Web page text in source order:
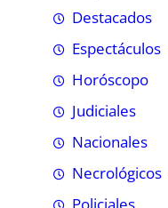
Destacados
Espectáculos
Horóscopo
Judiciales
Nacionales
Necrológicos